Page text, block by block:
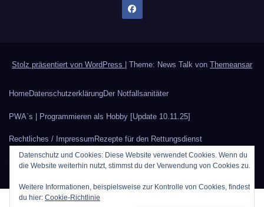
Stolz präsentiert von WordPress Theme: News Talk von Themeansar
HomeDatenschutzerklärungDer Notfallsanitäter
PWA`s | Programmieren als Hobby [Update 10.11.25]
Rechtliches / Impressum Rezepte für den Rettungsdienst
SauerstoffberechnungWerbung auf Rettungsdienstblog.eu
Datenschutz und Cookies: Diese Website verwendet Cookies. Wenn du
die Website weiterhin nutzt, stimmst du der Verwendung von Cookies zu.
Weitere Informationen, beispielsweise zur Kontrolle von Cookies, findest
du hier: Cookie-Richtlinie